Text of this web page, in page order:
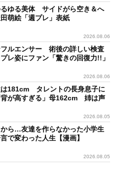
ゆる美体 サイドがら空き＆へ
萌絵「週プレ」表紙
2026.08.06
フルエンサー 術後の詳しい検査
レ姿にファン「驚きの回復力!!」
2026.08.06
は181cm タレントの長身息子に
背が高すぎる」母162cm 姉は声
2026.08.05
ら…友達を作らなかった小学生
で変わった人生【漫画】
2026.08.05